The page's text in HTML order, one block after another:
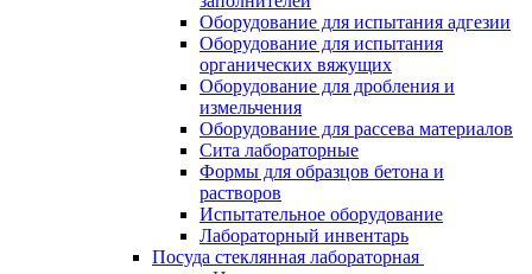
Оборудование для испытания адгезии
Оборудование для испытания
органических вяжущих
Оборудование для дробления и
измельчения
Оборудование для рассева материалов
Сита лабораторные
Формы для образцов бетона и
растворов
Испытательное оборудование
Лабораторный инвентарь
Посуда стеклянная лабораторная